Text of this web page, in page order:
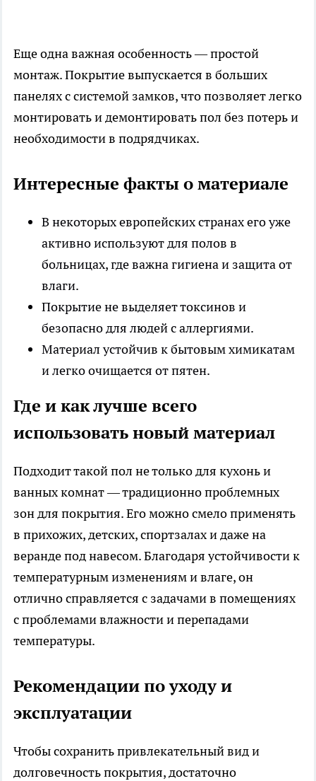
Еще одна важная особенность — простой
монтаж. Покрытие выпускается в больших
панелях с системой замков, что позволяет легко
монтировать и демонтировать пол без потерь и
необходимости в подрядчиках.
Интересные факты о материале
В некоторых европейских странах его уже
активно используют для полов в
больницах, где важна гигиена и защита от
влаги.
Покрытие не выделяет токсинов и
безопасно для людей с аллергиями.
Материал устойчив к бытовым химикатам
и легко очищается от пятен.
Где и как лучше всего
использовать новый материал
Подходит такой пол не только для кухонь и
ванных комнат — традиционно проблемных
зон для покрытия. Его можно смело применять
в прихожих, детских, спортзалах и даже на
веранде под навесом. Благодаря устойчивости к
температурным изменениям и влаге, он
отлично справляется с задачами в помещениях
с проблемами влажности и перепадами
температуры.
Рекомендации по уходу и
эксплуатации
Чтобы сохранить привлекательный вид и
долговечность покрытия, достаточно